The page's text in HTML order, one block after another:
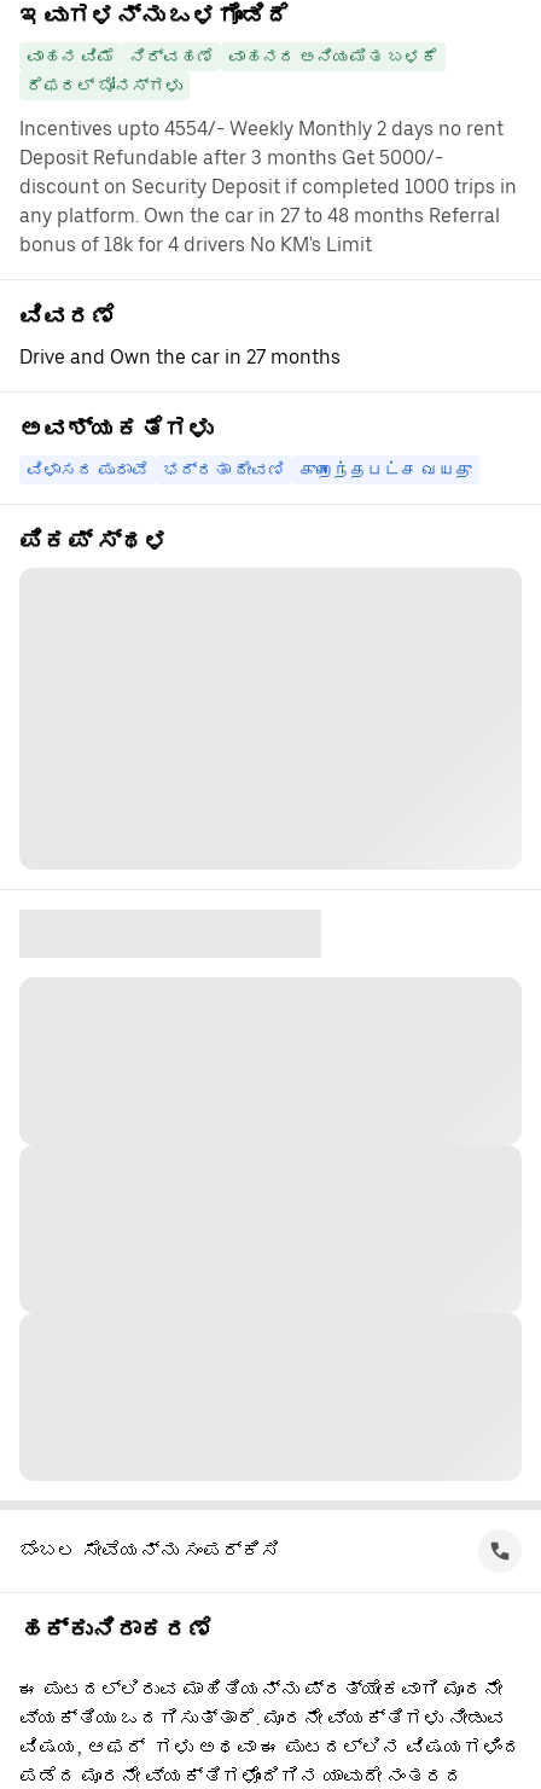
ಇವುಗಳನ್ನು ಒಳಗೊಂಡಿದೆ
ವಾಹನ ವಿಮೆ ನಿರ್ವಹಣೆ
ವಾಹನದ ಅನಿಯಮಿತ ಬಳಕೆ
ರೆಫರಲ್ ಬೋನಸ್‌ಗಳು
Incentives upto 4554/- Weekly Monthly 2 days no rent
Deposit Refundable after 3 months Get 5000/-
discount on Security Deposit if completed 1000 trips in
any platform. Own the car in 27 to 48 months Referral
bonus of 18k for 4 drivers No KM's Limit
ವಿವರಣೆ
Drive and Own the car in 27 months
ಅವಶ್ಯಕತೆಗಳು
ವಿಳಾಸದ ಪುರಾವೆ ಭದ್ರತಾ ಠೇವಣಿ குறைந்தபட்ச வயது
ಪಿಕಪ್ ಸ್ಥಳ
ಬೆಂಬಲ ಸೇವೆಯನ್ನು ಸಂಪರ್ಕಿಸಿ
ಹಕ್ಕುನಿರಾಕರಣೆ
ಈ ಪುಟದಲ್ಲಿರುವ ಮಾಹಿತಿಯನ್ನು ಪ್ರತ್ಯೇಕವಾಗಿ ಮೂರನೇ
ವ್ಯಕ್ತಿಯು ಒದಗಿಸುತ್ತಾರೆ. ಮೂರನೇ ವ್ಯಕ್ತಿಗಳು ನೀಡುವ
ವಿಷಯ, ಆಫರ್ ‌ ಗಳು ಅಥವಾ ಈ ಪುಟದಲ್ಲಿನ ವಿಷಯಗಳಿಂದ
ಪಡೆದ ಮೂರನೇ ವ್ಯಕ್ತಿಗಳೊಂದಿಗಿನ ಯಾವುದೇ ನಂತರದ